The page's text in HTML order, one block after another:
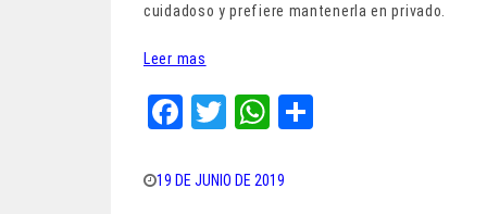
cuidadoso y prefiere mantenerla en privado.
Leer mas
Fa
bo
T
tt
W
ts
19 DE JUNIO DE 2019